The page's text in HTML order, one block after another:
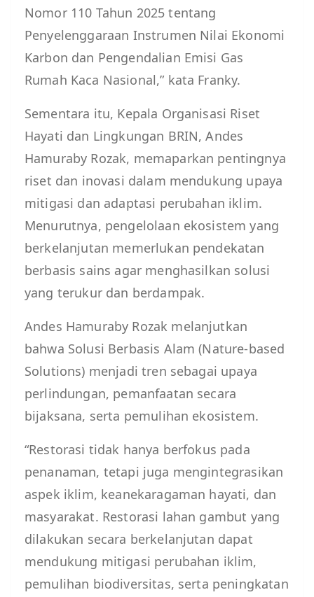
Nomor 110 Tahun 2025 tentang
Penyelenggaraan Instrumen Nilai Ekonomi
Karbon dan Pengendalian Emisi Gas
Rumah Kaca Nasional,” kata Franky.
Sementara itu, Kepala Organisasi Riset
Hayati dan Lingkungan BRIN, Andes
Hamuraby Rozak, memaparkan pentingnya
riset dan inovasi dalam mendukung upaya
mitigasi dan adaptasi perubahan iklim.
Menurutnya, pengelolaan ekosistem yang
berkelanjutan memerlukan pendekatan
berbasis sains agar menghasilkan solusi
yang terukur dan berdampak.
Andes Hamuraby Rozak melanjutkan
bahwa Solusi Berbasis Alam (Nature-based
Solutions) menjadi tren sebagai upaya
perlindungan, pemanfaatan secara
bijaksana, serta pemulihan ekosistem.
“Restorasi tidak hanya berfokus pada
penanaman, tetapi juga mengintegrasikan
aspek iklim, keanekaragaman hayati, dan
masyarakat. Restorasi lahan gambut yang
dilakukan secara berkelanjutan dapat
mendukung mitigasi perubahan iklim,
pemulihan biodiversitas, serta peningkatan